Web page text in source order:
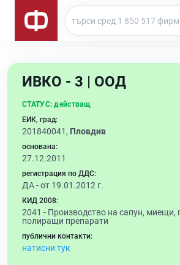
ИВКО - 3 | ООД
СТАТУС: действащ
ЕИК, град:
201840041, Пловдив
основана:
27.12.2011
регистрация по ДДС:
ДА - от 19.01.2012 г.
КИД 2008:
2041 - Производство на сапун, миещи,
полиращи препарати
публични контакти:
натисни тук